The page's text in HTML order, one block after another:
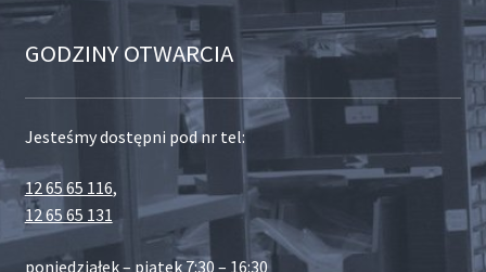
GODZINY OTWARCIA
Jesteśmy dostępni pod nr tel:
12 65 65 116,
12 65 65 131
poniedziałek – piątek 7:30 – 16:30